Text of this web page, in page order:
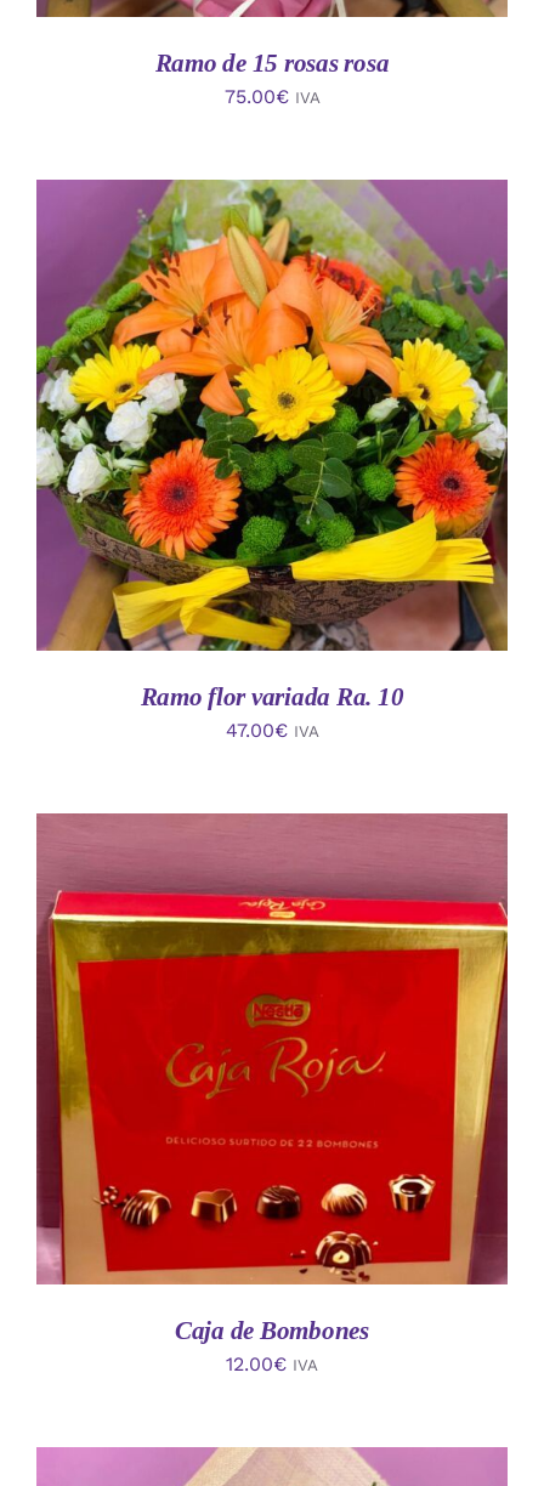
Ramo de 15 rosas rosa
75.00€ IVA
AÑADIR AL CARRITO
/
DETALLES
Ramo flor variada Ra. 10
47.00€ IVA
AÑADIR AL CARRITO
DETALLES
Caja de Bombones
12.00€ IVA